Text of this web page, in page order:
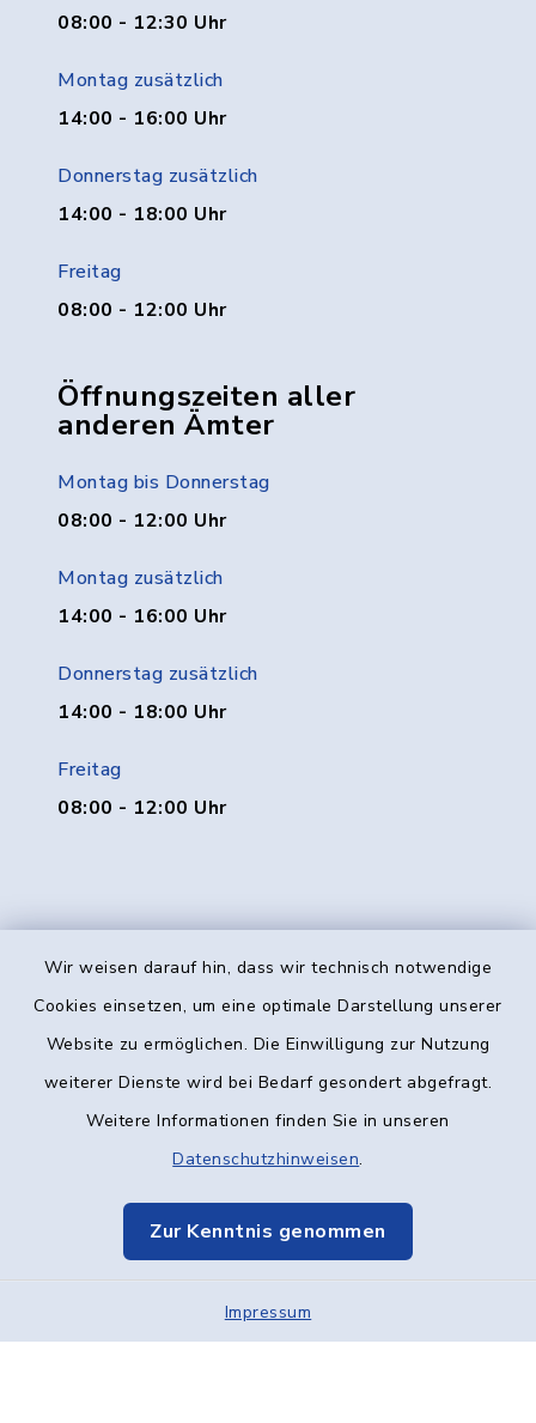
Wir weisen darauf hin, dass wir technisch notwendige
Cookies einsetzen, um eine optimale Darstellung unserer
Website zu ermöglichen. Die Einwilligung zur Nutzung
weiterer Dienste wird bei Bedarf gesondert abgefragt.
Weitere Informationen finden Sie in unseren
Datenschutzhinweisen.
Zur Kenntnis genommen
Impressum
08:00 - 12:30 Uhr
Montag zusätzlich
14:00 - 16:00 Uhr
Donnerstag zusätzlich
14:00 - 18:00 Uhr
Freitag
08:00 - 12:00 Uhr
Öffnungszeiten aller
anderen Ämter
Montag bis Donnerstag
08:00 - 12:00 Uhr
Montag zusätzlich
14:00 - 16:00 Uhr
Donnerstag zusätzlich
14:00 - 18:00 Uhr
Freitag
08:00 - 12:00 Uhr
Kontakt
Datenschutz
Elektronische Kommunikation
Sitemap